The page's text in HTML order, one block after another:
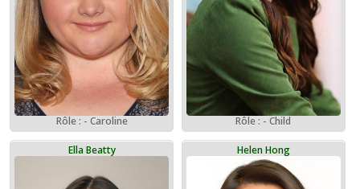
Rôle : - Caroline Rôle : - Child
Ella Beatty Helen Hong